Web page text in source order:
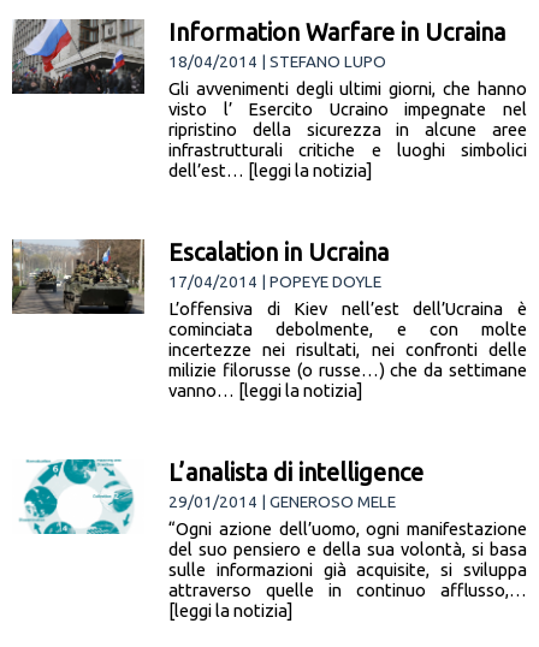
Information Warfare in Ucraina
18/04/2014 | STEFANO LUPO
Gli avvenimenti degli ultimi giorni, che hanno
visto l’ Esercito Ucraino impegnate nel
ripristino della sicurezza in alcune aree
infrastrutturali critiche e luoghi simbolici
dell’est… [leggi la notizia]
Escalation in Ucraina
17/04/2014 | POPEYE DOYLE
L’offensiva di Kiev nell’est dell’Ucraina è
cominciata debolmente, e con molte
incertezze nei risultati, nei confronti delle
milizie filorusse (o russe…) che da settimane
vanno… [leggi la notizia]
L’analista di intelligence
29/01/2014 | GENEROSO MELE
“Ogni azione dell’uomo, ogni manifestazione
del suo pensiero e della sua volontà, si basa
sulle informazioni già acquisite, si sviluppa
attraverso quelle in continuo afflusso,…
[leggi la notizia]